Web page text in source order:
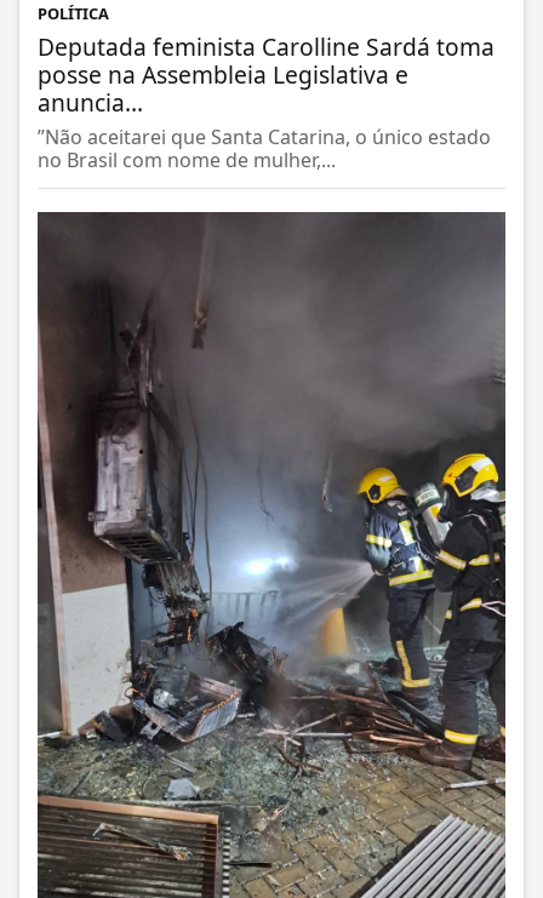
POLÍTICA
Deputada feminista Carolline Sardá toma
posse na Assembleia Legislativa e
anuncia...
”Não aceitarei que Santa Catarina, o único estado
no Brasil com nome de mulher,...